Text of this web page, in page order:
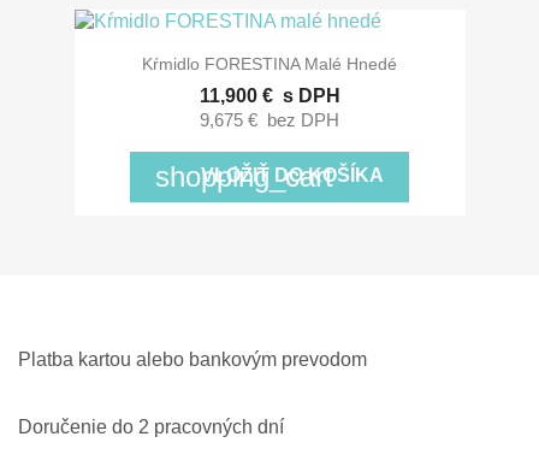
Kŕmidlo FORESTINA Malé Hnedé
11,900 € s DPH
9,675 € bez DPH
shopping_cart
VLOŽIŤ DO KOŠÍKA
Platba kartou alebo bankovým prevodom
Doručenie do 2 pracovných dní